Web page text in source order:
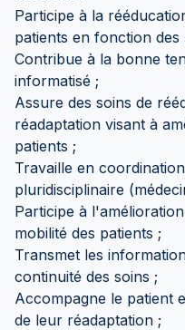
Participe à la
patients en fonction
Contribue à la bonne
informatisé ;
Assure des soins de
réadaptation visant à
patients ;
Travaille en
pluridisciplinaire
Participe à
mobilité des patients ;
Transmet les
continuité des soins ;
Accompagne le patient
de leur réadaptation ;